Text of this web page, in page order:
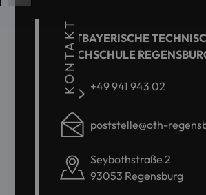
KONTAKT
OSTBAYERISCHE
HOCHSCHULE
+49 941 943 02
poststelle@oth-
Seybothstraße 2
93053 Regensburg